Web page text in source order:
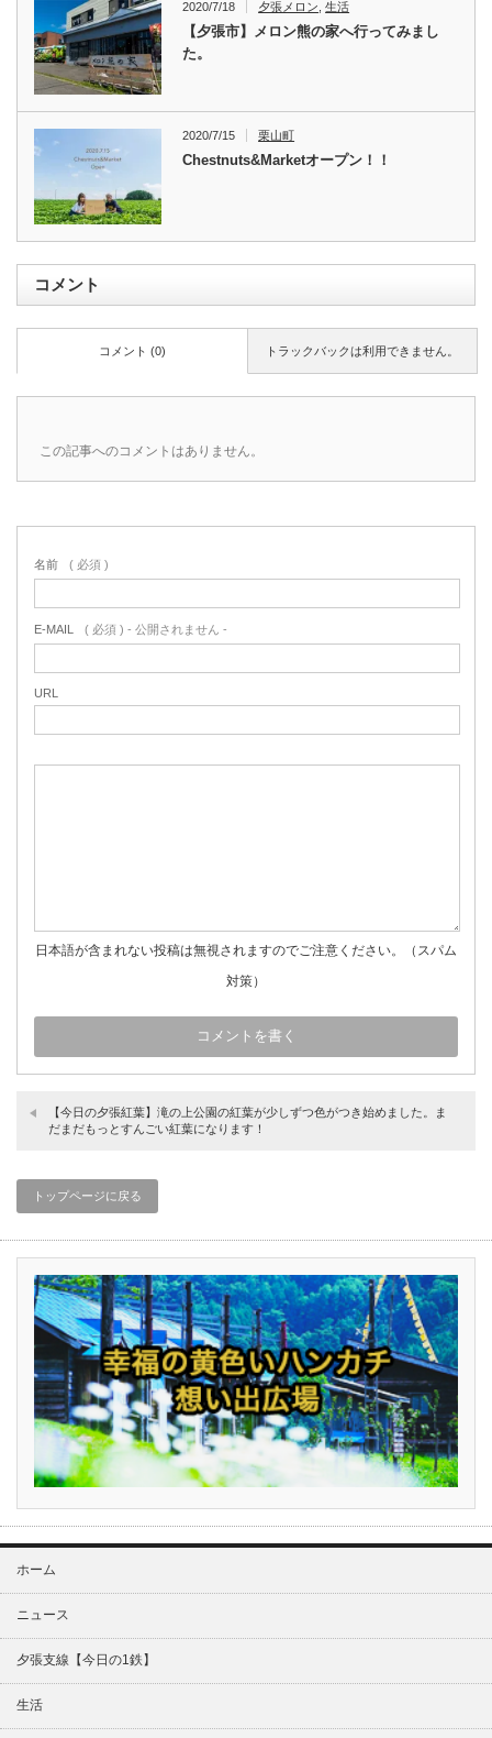
2020/7/18 夕張メロン ,生活
【夕張市】メロン熊の家へ行ってみまし
た。
2020/7/15 栗山町
Chestnuts&Marketオープン！！
コメント
トラックバックは利用できません。
コメント (0)
この記事へのコメントはありません。
名前 ( 必須 )
E-MAIL ( 必須 ) - 公開されません -
URL
日本語が含まれない投稿は無視されますのでご注意ください。（スパム
対策）
【今日の夕張紅葉】滝の上公園の紅葉が少しずつ色がつき始めました。ま
だまだもっとすんごい紅葉になります！
トップページに戻る
ホーム
ニュース
夕張支線【今日の1鉄】
生活